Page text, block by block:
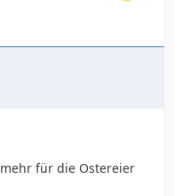
für die Ostereier